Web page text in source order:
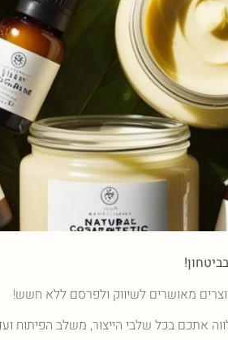
מאושרים לשיווק ולפרסם ללא חשש!